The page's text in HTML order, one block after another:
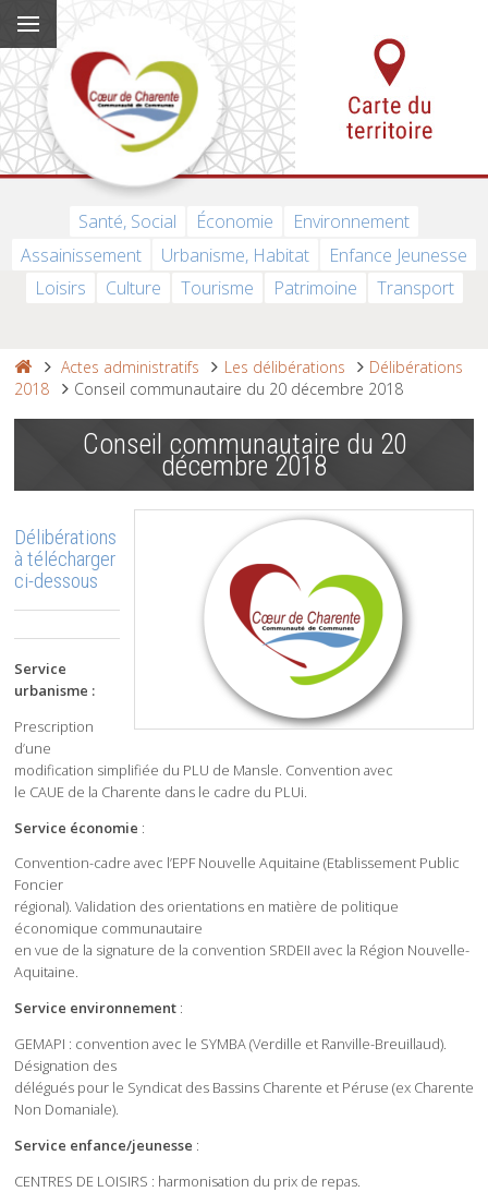
Santé, Social Économie
Environnement
Assainissement
Urbanisme, Habitat
Enfance Jeunesse
Loisirs
Culture Tourisme Patrimoine Transport
Actes administratifs Les délibérations
Délibérations
2018
Conseil communautaire du 20 décembre 2018
Conseil communautaire du 20
décembre 2018
Délibérations
à télécharger
ci-dessous
Service
urbanisme :
Prescription
d’une
modification simplifiée du PLU de Mansle. Convention avec
le CAUE de la Charente dans le cadre du PLUi.
Service économie :
Convention-cadre avec l’EPF Nouvelle Aquitaine (Etablissement Public
Foncier
régional). Validation des orientations en matière de politique
économique communautaire
en vue de la signature de la convention SRDEII avec la Région Nouvelle-
Aquitaine.
Service environnement:
GEMAPI : convention avec le SYMBA (Verdille et Ranville-Breuillaud).
Désignation des
délégués pour le Syndicat des Bassins Charente et Péruse (ex Charente
Non Domaniale).
Service enfance/jeunesse :
CENTRES DE LOISIRS : harmonisation du prix de repas.